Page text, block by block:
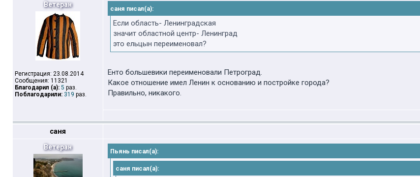
Ветеран
Регистрация: 23.08.2014
Сообщения: 11321
Благодарил (а): 5 раз.
Поблагодарили: 319 раз.
саня писал(а):
Если область- Ленинградская
значит областной центр- Ленинград
это ельцын переименовал?
Енто большевики переименовали Петроград.
Какое отношение имел Ленин к основанию и постройке города?
Правильно, никакого.
саня
Ветеран
Пьянь писал(а):
саня писал(а):